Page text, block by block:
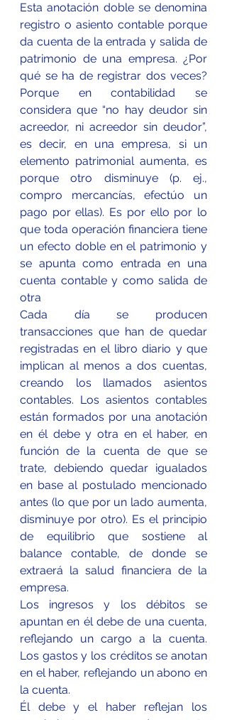
Esta anotación doble se denomina
registro o asiento contable porque
da cuenta de la entrada y salida de
patrimonio de una empresa. ¿Por
qué se ha de registrar dos veces?
Porque en contabilidad se
considera que “no hay deudor sin
acreedor, ni acreedor sin deudor”,
es decir, en una empresa, si un
elemento patrimonial aumenta, es
porque otro disminuye (p. ej.,
compro mercancías, efectúo un
pago por ellas). Es por ello por lo
que toda operación financiera tiene
un efecto doble en el patrimonio y
se apunta como entrada en una
cuenta contable y como salida de
otra
Cada día se producen
transacciones que han de quedar
registradas en el libro diario y que
implican al menos a dos cuentas,
creando los llamados asientos
contables. Los asientos contables
están formados por una anotación
en él debe y otra en el haber, en
función de la cuenta de que se
trate, debiendo quedar igualados
en base al postulado mencionado
antes (lo que por un lado aumenta,
disminuye por otro). Es el principio
de equilibrio que sostiene al
balance contable, de donde se
extraerá la salud financiera de la
empresa.
Los ingresos y los débitos se
apuntan en él debe de una cuenta,
reflejando un cargo a la cuenta.
Los gastos y los créditos se anotan
en el haber, reflejando un abono en
la cuenta.
Él debe y el haber reflejan los